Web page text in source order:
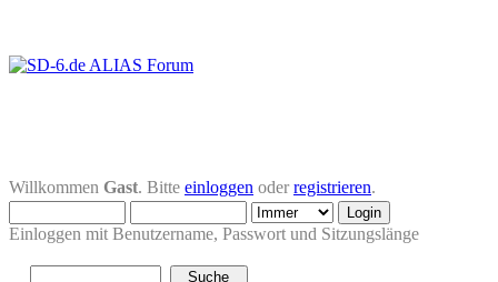
Willkommen Gast. Bitte einloggen oder registrieren.
Einloggen mit Benutzername, Passwort und Sitzungslänge